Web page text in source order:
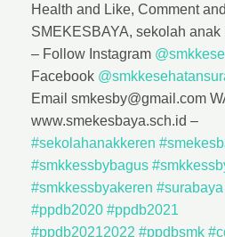
Health and Like, Comment
SMEKESBAYA, sekolah anak
– Follow Instagram
Facebook
Email smkesby@gmail.com
www.smekesbaya.sch.id –
#sekolahanakkeren
#smkkessbybagus
#smkkessbyakeren #surabaya
#ppdb2020 #ppdb2021
#ppdb20212022 #ppdbsmk